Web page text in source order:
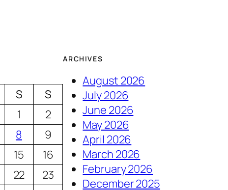
S
S
1
2
8
9
15
16
22
23
ARCHIVES
August 2026
July 2026
June 2026
May 2026
April 2026
March 2026
February 2026
December 2025